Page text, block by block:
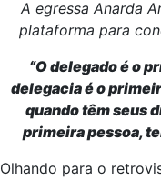
A egressa Anarda
plataforma para
“O delegado é o
delegacia é o
quando têm seus
primeira pessoa,
Olhando para o